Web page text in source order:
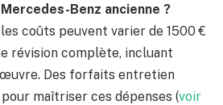
Benz ancienne ?
coûts peuvent varier de 1500 €
révision complète, incluant
Des forfaits entretien
maîtriser ces dépenses (voir